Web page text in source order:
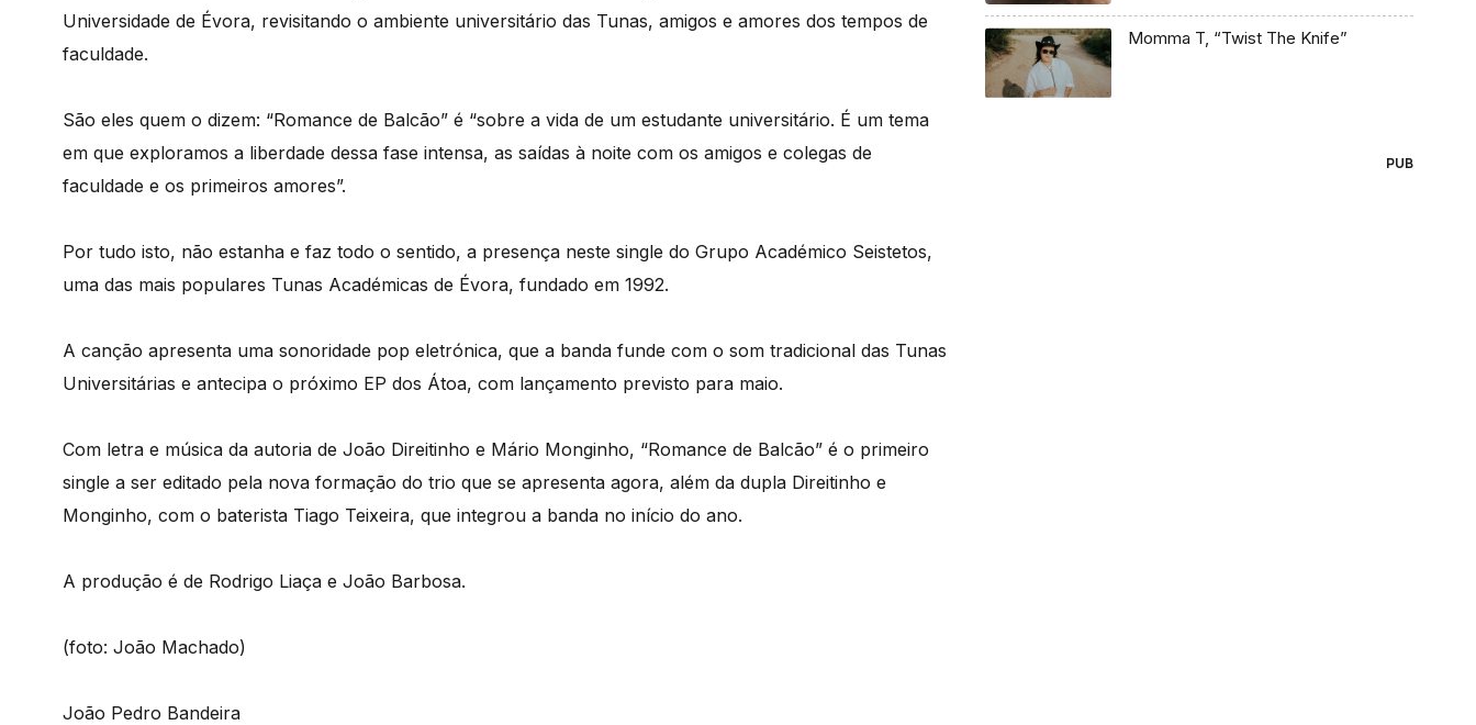
Universidade de Évora, revisitando o ambiente universitário das Tunas, amigos e amores dos tempos de
faculdade.
São eles quem o dizem: “Romance de Balcão” é “sobre a vida de um estudante universitário. É um tema
em que exploramos a liberdade dessa fase intensa, as saídas à noite com os amigos e colegas de
faculdade e os primeiros amores”.
Por tudo isto, não estanha e faz todo o sentido, a presença neste single do Grupo Académico Seistetos,
uma das mais populares Tunas Académicas de Évora, fundado em 1992.
A canção apresenta uma sonoridade pop eletrónica, que a banda funde com o som tradicional das Tunas
Universitárias e antecipa o próximo EP dos Átoa, com lançamento previsto para maio.
Com letra e música da autoria de João Direitinho e Mário Monginho, “Romance de Balcão” é o primeiro
single a ser editado pela nova formação do trio que se apresenta agora, além da dupla Direitinho e
Monginho, com o baterista Tiago Teixeira, que integrou a banda no início do ano.
A produção é de Rodrigo Liaça e João Barbosa.
(foto: João Machado)
João Pedro Bandeira
Momma T, “Twist The Knife”
PUB